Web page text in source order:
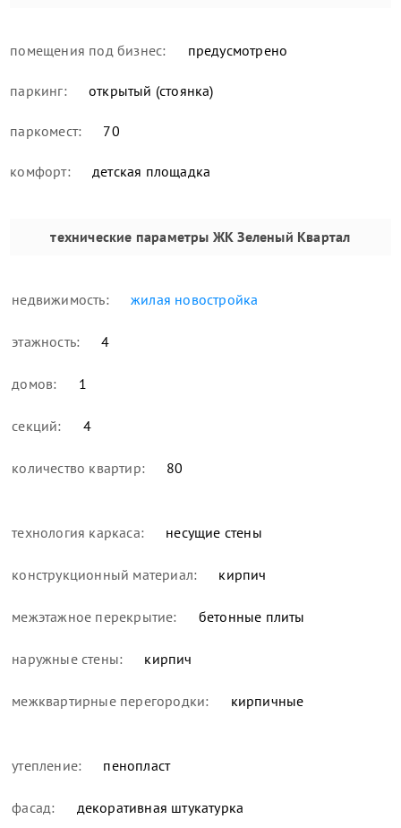
помещения под бизнес: предусмотрено
паркинг: открытый (стоянка)
паркомест: 70
комфорт: детская площадка
технические параметры ЖК Зеленый Квартал
недвижимость: жилая новостройка
этажность: 4
домов: 1
секций: 4
количество квартир: 80
технология каркаса: несущие стены
конструкционный материал: кирпич
межэтажное перекрытие: бетонные плиты
наружные стены: кирпич
межквартирные перегородки: кирпичные
утепление: пенопласт
фасад: декоративная штукатурка